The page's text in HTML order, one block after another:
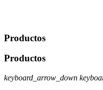
Productos
Productos
keyboard_arrow_down